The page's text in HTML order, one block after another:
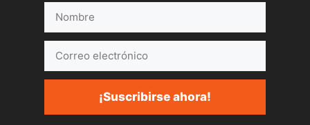
electrónico
¡Suscribirse ahora!